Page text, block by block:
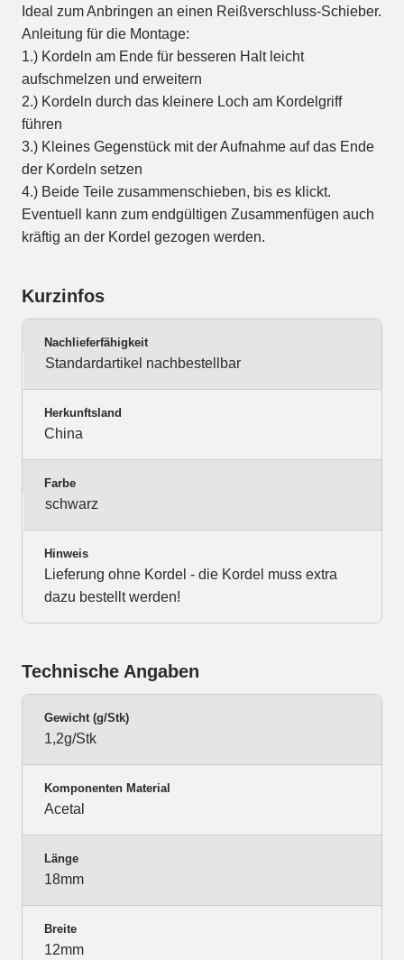
Ideal zum Anbringen an einen Reißverschluss-Schieber.
Anleitung für die Montage:
1.) Kordeln am Ende für besseren Halt leicht
aufschmelzen und erweitern
2.) Kordeln durch das kleinere Loch am Kordelgriff
führen
3.) Kleines Gegenstück mit der Aufnahme auf das Ende
der Kordeln setzen
4.) Beide Teile zusammenschieben, bis es klickt.
Eventuell kann zum endgültigen Zusammenfügen auch
kräftig an der Kordel gezogen werden.
Kurzinfos
Nachlieferfähigkeit
Standardartikel nachbestellbar
Herkunftsland
China
Farbe
schwarz
Hinweis
Lieferung ohne Kordel - die Kordel muss extra
dazu bestellt werden!
Technische Angaben
Gewicht (g/Stk)
1,2g/Stk
Komponenten Material
Acetal
Länge
18mm
Breite
12mm